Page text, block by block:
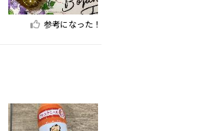
参考になった！